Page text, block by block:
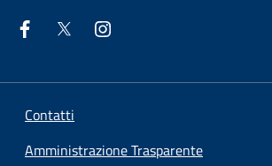
Contatti
Amministrazione Trasparente